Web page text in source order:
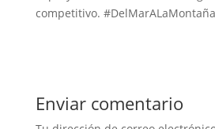
competitivo. #DelMarALaMontaña
Enviar comentario